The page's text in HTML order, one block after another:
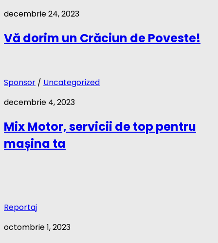
decembrie 24, 2023
Vă dorim un Crăciun de Poveste!
Sponsor / Uncategorized
decembrie 4, 2023
Mix Motor, servicii de top pentru
mașina ta
Reportaj
octombrie 1, 2023